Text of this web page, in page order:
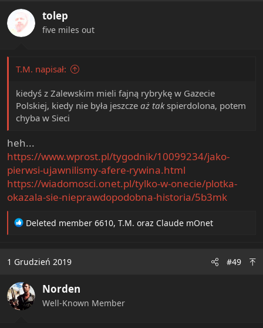
n
s
:
tolep
five miles out
T.M. napisał:
kiedyś z Zalewskim mieli fajną rybrykę w Gazecie
Polskiej, kiedy nie była jeszcze aż tak spierdolona, potem
chyba w Sieci
heh...
https://www.wprost.pl/tygodnik/10099234/jako-
pierwsi-ujawnilismy-afere-rywina.html
https://wiadomosci.onet.pl/tylko-w-onecie/plotka-
okazala-sie-nieprawdopodobna-historia/5b3mk
R
t
o
n
s
Deleted member 6610, T.M. oraz Claude mOnet
1 Grudzień 2019 #49
Norden
Well-Known Member